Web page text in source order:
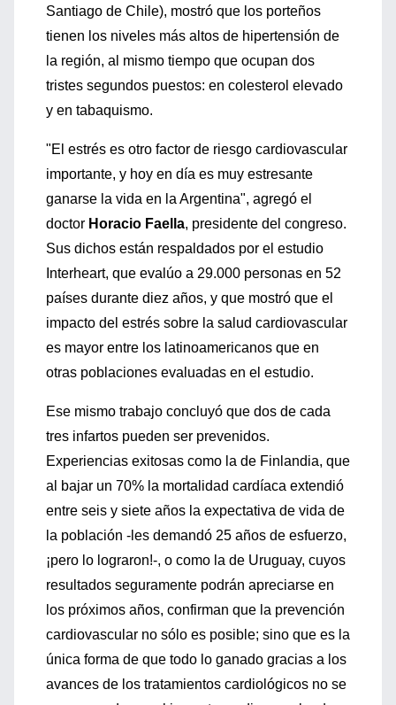
Santiago de Chile), mostró que los porteños
tienen los niveles más altos de hipertensión de
la región, al mismo tiempo que ocupan dos
tristes segundos puestos: en colesterol elevado
y en tabaquismo.
"El estrés es otro factor de riesgo cardiovascular
importante, y hoy en día es muy estresante
ganarse la vida en la Argentina", agregó el
doctor Horacio Faella, presidente del congreso.
Sus dichos están respaldados por el estudio
Interheart, que evalúo a 29.000 personas en 52
países durante diez años, y que mostró que el
impacto del estrés sobre la salud cardiovascular
es mayor entre los latinoamericanos que en
otras poblaciones evaluadas en el estudio.
Ese mismo trabajo concluyó que dos de cada
tres infartos pueden ser prevenidos.
Experiencias exitosas como la de Finlandia, que
al bajar un 70% la mortalidad cardíaca extendió
entre seis y siete años la expectativa de vida de
la población -les demandó 25 años de esfuerzo,
¡pero lo lograron!-, o como la de Uruguay, cuyos
resultados seguramente podrán apreciarse en
los próximos años, confirman que la prevención
cardiovascular no sólo es posible; sino que es la
única forma de que todo lo ganado gracias a los
avances de los tratamientos cardiológicos no se